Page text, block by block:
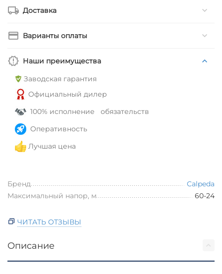
Доставка
Варианты оплаты
Наши преимущества
Заводская гарантия
Официальный дилер
100% исполнение обязательств
Оперативность
Лучшая цена
Бренд
Calpeda
Максимальный напор, м
60-24
ЧИТАТЬ ОТЗЫВЫ
Описание